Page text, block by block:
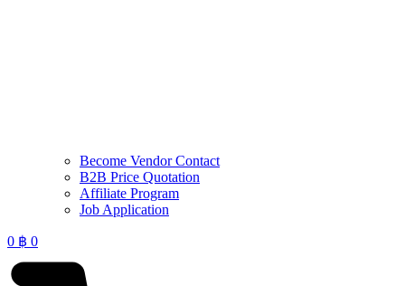
Become Vendor Contact
B2B Price Quotation
Affiliate Program
Job Application
0 ฿ 0